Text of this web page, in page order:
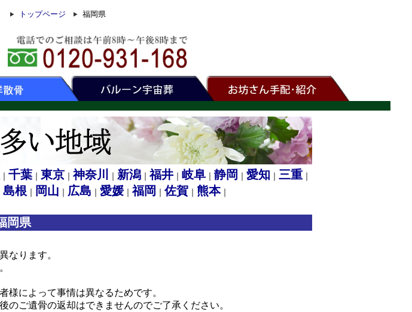
トップページ 福岡県
｜ 千葉｜ 東京 ｜神奈川 新潟｜福井｜ 岐阜｜ 静岡 愛知 三重｜
島根 岡山 広島 愛媛｜福岡 ｜佐賀 熊本｜
岡県
なります。
様によって事情は異なるためです。
ご遺骨の返却はできませんのでご了承ください。